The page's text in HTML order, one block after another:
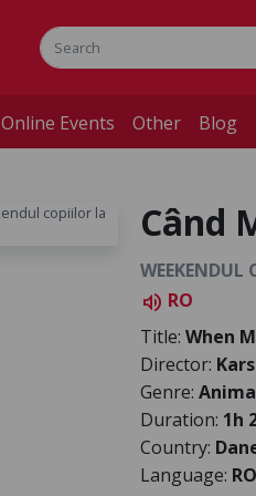
Online Events Other Blog
Când
WEEKENDUL
volume_up RO
Title: When
Director:
Genre:
Duration: 1h
Country:
Language: RO